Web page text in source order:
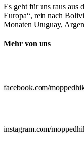
Es geht für uns raus aus
Europa“, rein nach
Monaten Uruguay,
Mehr von uns
facebook.com/
instagram.com/